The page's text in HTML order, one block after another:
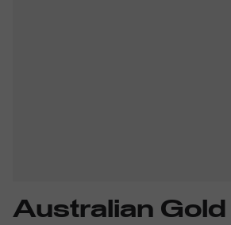
Australian Gold